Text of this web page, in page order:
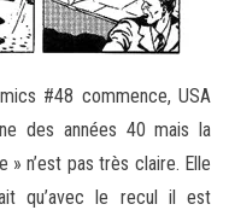
#48 commence, USA
des années 40 mais la
n’est pas très claire. Elle
qu’avec le recul il est